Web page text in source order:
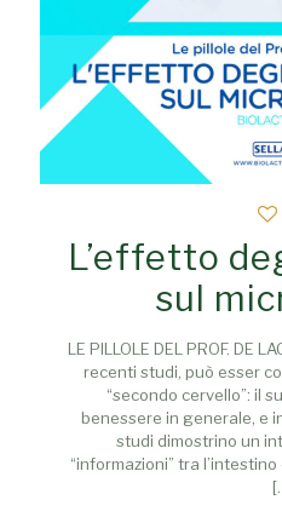
L’effetto
sul
LE PILLOLE DEL PROF. DE
recenti studi, può esser
“secondo cervello”: il
benessere in generale, e
studi dimostrino un
“informazioni” tra